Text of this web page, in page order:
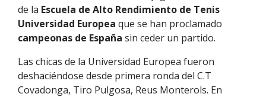
de la Escuela de Alto Rendimiento de Tenis
Universidad Europea que se han proclamado
campeonas de España sin ceder un partido.
Las chicas de la Universidad Europea fueron
deshaciéndose desde primera ronda del C.T
Covadonga, Tiro Pulgosa, Reus Monterols. En